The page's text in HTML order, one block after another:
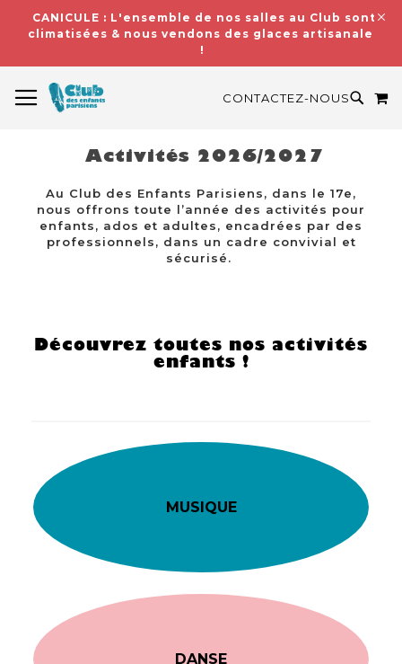
CANICULE : L'ensemble de nos salles au Club sont
climatisées & nous vendons des glaces artisanales
!
CONTACTEZ-NOUS
Activités 2026/2027
Au Club des Enfants Parisiens, dans le 17e,
nous offrons toute l’année des activités pour
enfants, ados et adultes, encadrées par des
professionnels, dans un cadre convivial et
sécurisé.
Découvrez toutes nos activités
enfants !
MUSIQUE
DANSE